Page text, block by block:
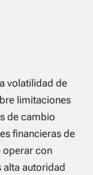
volatilidad de
limitaciones
de cambio
financieras de
operar con
alta autoridad